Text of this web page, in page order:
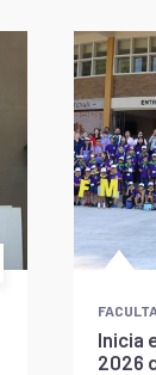
Inicia
2026